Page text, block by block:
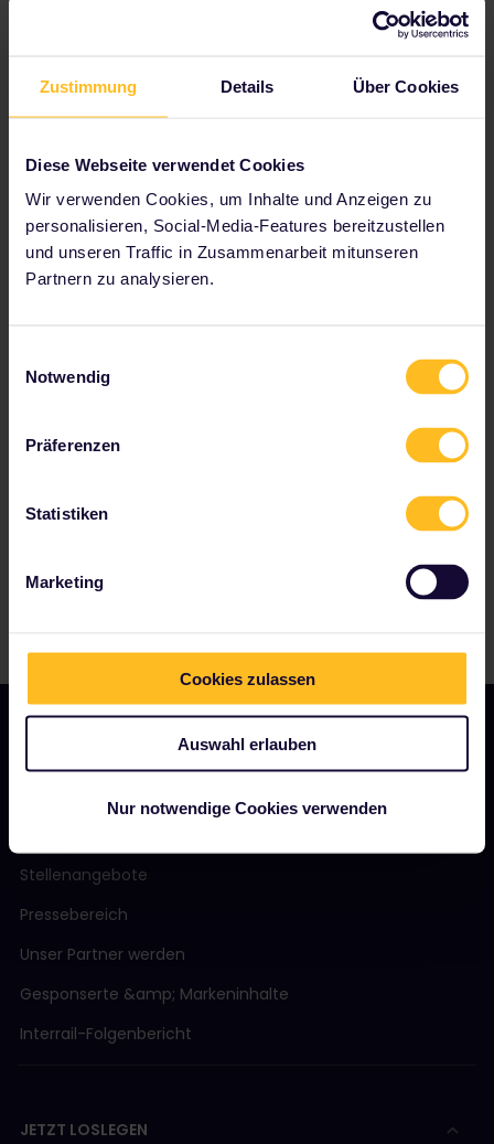
Zustimmung Details Über Cookies
Diese Webseite verwendet Cookies
Wir verwenden Cookies, um Inhalte und Anzeigen zu
personalisieren, Social-Media-Features bereitzustellen
und unseren Traffic in Zusammenarbeit mitunseren
Partnern zu analysieren.
Notwendig
Präferenzen
Statistiken
Marketing
Cookies zulassen
Auswahl erlauben
Nur notwendige Cookies verwenden
Beginnen Sie jetzt mit der Planung Ihres Interrail-
Karte des europäischen Streckennetzes anzeigen
Infos zu Reservierungen lesen
Jugendherberge buchen
Ermäßigungen mit deinem Pass erhalten
Stellenangebote
Pressebereich
Unser Partner werden
Gesponserte &amp; Markeninhalte
Interrail-Folgenbericht
JETZT LOSLEGEN